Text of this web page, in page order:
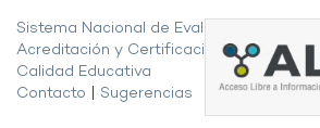
Sistema Nacional de Evaluación,
Acreditación y Certificación de la
Calidad Educativa
Contacto
Sugerencias